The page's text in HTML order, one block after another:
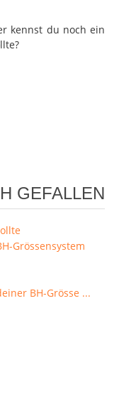
kennst du noch ein
GEFALLEN
Grössensystem
BH-Grösse ...